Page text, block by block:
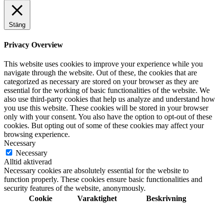
Stäng
Privacy Overview
This website uses cookies to improve your experience while you
navigate through the website. Out of these, the cookies that are
categorized as necessary are stored on your browser as they are
essential for the working of basic functionalities of the website. We
also use third-party cookies that help us analyze and understand how
you use this website. These cookies will be stored in your browser
only with your consent. You also have the option to opt-out of these
cookies. But opting out of some of these cookies may affect your
browsing experience.
Necessary
Necessary
Alltid aktiverad
Necessary cookies are absolutely essential for the website to
function properly. These cookies ensure basic functionalities and
security features of the website, anonymously.
Cookie
Varaktighet Beskrivning